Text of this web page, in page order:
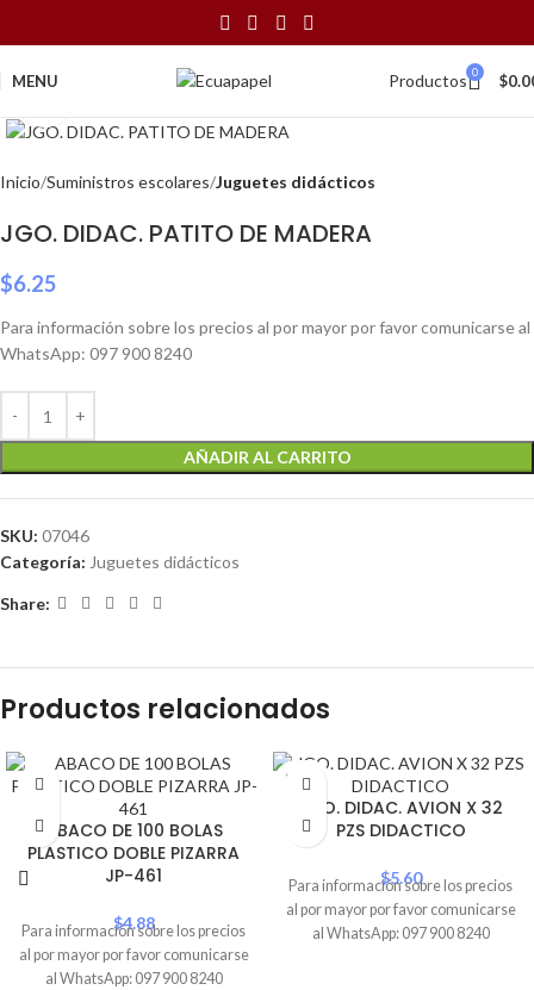
MENU Productos 0 $
Inicio Suministros escolares Juguetes didácticos
JGO. DIDAC. PATITO DE MADERA
$6.25
Para información sobre los precios al por mayor por favor comunicarse al
WhatsApp: 097 900 8240
AÑADIR AL CARRITO
SKU: 07046
Categoría: Juguetes didácticos
Share:
Productos relacionados
ABACO DE 100 BOLAS
PLASTICO DOBLE PIZARRA
JP-461
$4.88
Para información sobre los precios
al por mayor por favor comunicarse
al WhatsApp: 097 900 8240
SOLD
OUT
JGO. DIDAC. AVION X 32
PZS DIDACTICO
$5.60
Para información sobre los precios
al por mayor por favor comunicarse
al WhatsApp: 097 900 8240